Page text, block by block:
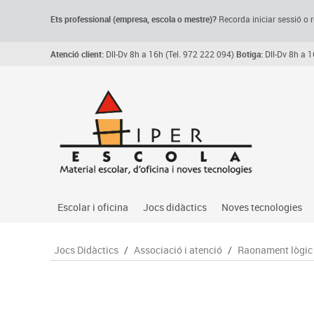
Ets professional (empresa, escolao mestre)? Recorda iniciar sessió o
Atenció client: Dll-Dv 8h a 16h (Tel. 972 222 094)Botiga: Dll-Dv 8h a
Escolar i oficina
Arxiu, carpetes i classificadors
Jocs didàctics
Primeres edats
Noves tecnologies
Audio
Jocs Didàctics / Associació i atenció / Raonament lògic